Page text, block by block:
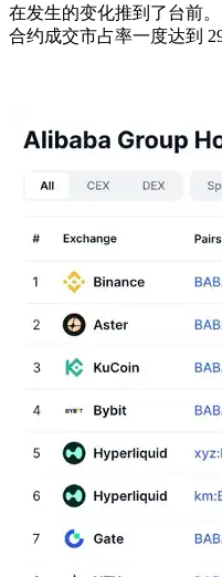
在发生的变化推到了台前
合约成交市占率一度达到